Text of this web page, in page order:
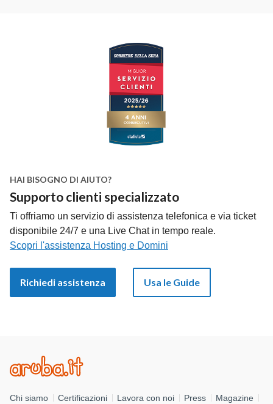
HAI BISOGNO DI AIUTO?
Supporto clienti specializzato
Ti offriamo un servizio di assistenza telefonica e via ticket
disponibile 24/7 e una Live Chat in tempo reale.
Scopri l'assistenza Hosting e Domini
Richiedi assistenza Usa le Guide
Chi siamo Certificazioni Lavora con noi Press
Magazine